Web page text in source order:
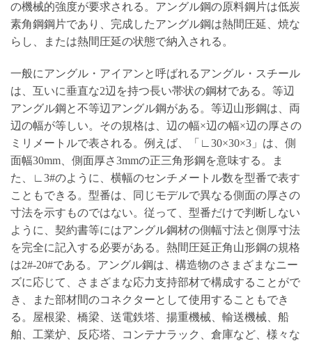
の機械的強度が要求される。アングル鋼の原料鋼片は低炭
素角鋼鋼片であり、完成したアングル鋼は熱間圧延、焼な
らし、または熱間圧延の状態で納入される。
一般にアングル・アイアンと呼ばれるアングル・スチール
は、互いに垂直な2辺を持つ長い帯状の鋼材である。等辺
アングル鋼と不等辺アングル鋼がある。等辺山形鋼は、両
辺の幅が等しい。その規格は、辺の幅×辺の幅×辺の厚さの
ミリメートルで表される。例えば、「∟30×30×3」は、側
面幅30mm、側面厚さ3mmの正三角形鋼を意味する。ま
た、∟3#のように、横幅のセンチメートル数を型番で表す
こともできる。型番は、同じモデルで異なる側面の厚さの
寸法を示すものではない。従って、型番だけで判断しない
ように、契約書等にはアングル鋼材の側幅寸法と側厚寸法
を完全に記入する必要がある。熱間圧延正角山形鋼の規格
は2#-20#である。アングル鋼は、構造物のさまざまなニー
ズに応じて、さまざまな応力支持部材で構成することがで
き、また部材間のコネクターとして使用することもでき
る。屋根梁、橋梁、送電鉄塔、揚重機械、輸送機械、船
舶、工業炉、反応塔、コンテナラック、倉庫など、様々な